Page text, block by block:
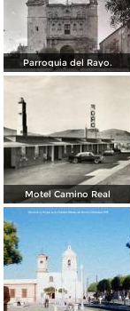
Parroquia del Rayo.
Motel Camino Real